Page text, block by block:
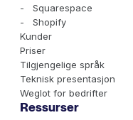
- Squarespace
- Shopify
Kunder
Priser
Tilgjengelige språk
Teknisk presentasjon
Weglot for bedrifter
Ressurser